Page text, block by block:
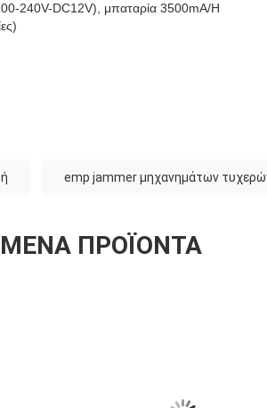
240V-DC12V), μπαταρία 3500mA/H
emp jammer μηχανημάτων
ΠΡΟΪΌΝΤΑ